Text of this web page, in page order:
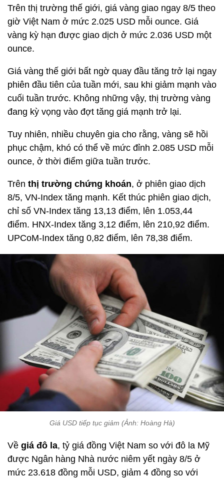
Trên thị trường thế giới, giá vàng giao ngay 8/5 theo
giờ Việt Nam ở mức 2.025 USD mỗi ounce. Giá
vàng kỳ hạn được giao dịch ở mức 2.036 USD một
ounce.
Giá vàng thế giới bất ngờ quay đầu tăng trở lại ngay
phiên đầu tiên của tuần mới, sau khi giảm mạnh vào
cuối tuần trước. Không những vậy, thị trường vàng
đang kỳ vọng vào đợt tăng giá mạnh trở lại.
Tuy nhiên, nhiều chuyên gia cho rằng, vàng sẽ hồi
phục chậm, khó có thể về mức đỉnh 2.085 USD mỗi
ounce, ở thời điểm giữa tuần trước.
Trên thị trường chứng khoán, ở phiên giao dịch
8/5, VN-Index tăng mạnh. Kết thúc phiên giao dịch,
chỉ số VN-Index tăng 13,13 điểm, lên 1.053,44
điểm. HNX-Index tăng 3,12 điểm, lên 210,92 điểm.
UPCoM-Index tăng 0,82 điểm, lên 78,38 điểm.
Giá USD tiếp tục giảm (Ảnh: Hoàng Hà)
Về giá đô la, tỷ giá đồng Việt Nam so với đô la Mỹ
được Ngân hàng Nhà nước niêm yết ngày 8/5 ở
mức 23.618 đồng mỗi USD, giảm 4 đồng so với